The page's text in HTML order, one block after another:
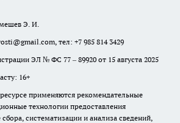
Э. И.
, тел: +7 985 814 3429
ЭЛ № ФС 77 – 89920 от 15 августа 2025
16+
применяются рекомендательные
технологии предоставления
систематизации и анализа сведений,